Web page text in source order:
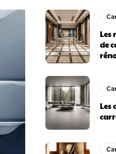
Les
de
Les